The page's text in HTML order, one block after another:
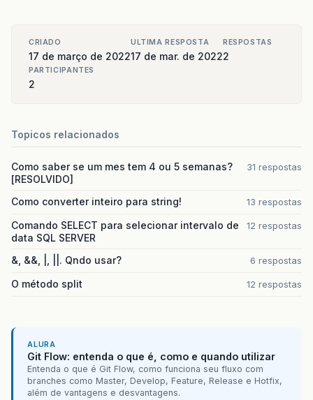
}
CRIADO
17 de março de 2022
ULTIMA RESPOSTA
17 de mar. de 2022
RESPOSTAS
2
PARTICIPANTES
2
Topicos relacionados
Como saber se um mes tem 4 ou 5 semanas?
[RESOLVIDO]
31 respostas
Como converter inteiro para string! 13 respostas
Comando SELECT para selecionar intervalo de
data SQL SERVER
12 respostas
&, &&, |, ||. Qndo usar? 6 respostas
O método split 12 respostas
ALURA
Git Flow: entenda o que é, como e quando utilizar
Entenda o que é Git Flow, como funciona seu fluxo com
branches como Master, Develop, Feature, Release e Hotfix,
além de vantagens e desvantagens.